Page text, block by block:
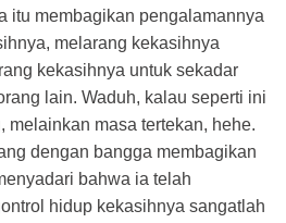
itu membagikan pengalamannya
melarang kekasihnya
kekasihnya untuk sekadar
lain. Waduh, kalau seperti ini
melainkan masa tertekan, hehe.
dengan bangga membagikan
bahwa ia telah
hidup kekasihnya sangatlah